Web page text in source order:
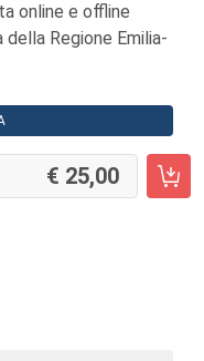
online e offline
Regione Emilia-
25,00